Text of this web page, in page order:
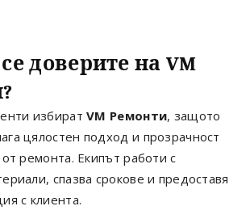
доверите на VM
избиратVM Ремонти, защото
цялостен подход и прозрачност
ремонта. Екипът работи с
спазва срокове и предоставя
с клиента.